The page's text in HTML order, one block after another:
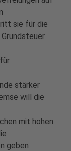
sie für die
stärker
will die
mit hohen
geben